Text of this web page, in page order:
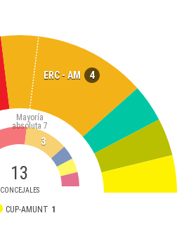
ERC - AM 4
13
CONCEJALES
Mayoría
absoluta 7
CUP-AMUNT 1
3